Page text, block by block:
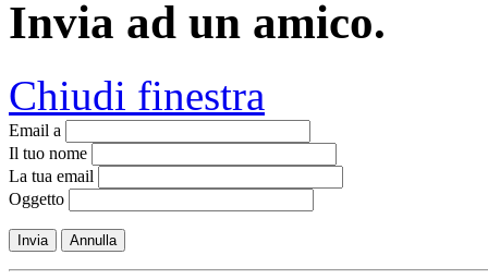
Invia ad un amico.
Chiudi finestra
Email a
Il tuo nome
La tua email
Oggetto
Invia Annulla